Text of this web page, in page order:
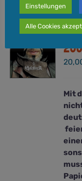
Mit
Einstellungen
Alle Cookies